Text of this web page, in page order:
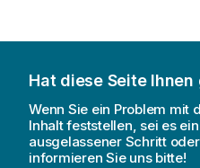
Hat diese Seite
Wenn Sie ein Problem mit
Inhalt feststellen, sei es
ausgelassener Schritt
informieren Sie uns bitte!